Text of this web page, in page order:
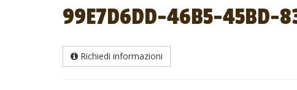
99E7D6DD-46B5-45BD-
Richiedi informazioni